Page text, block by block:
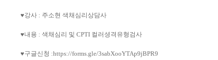
♥강사 : 주소현 색채심리상담사
♥내용 : 색채심리 및 CPTI 컬러셩격유형검사
♥구글신청 :https://forms.gle/3sabXooYTAp9jBPR9